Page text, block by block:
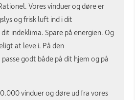
Vores vinduer og døre er
og frisk luft ind i dit
indeklima. Spare på energien. Og
at leve i. På den
godt både på dit hjem og på
vinduer og døre ud fra vores